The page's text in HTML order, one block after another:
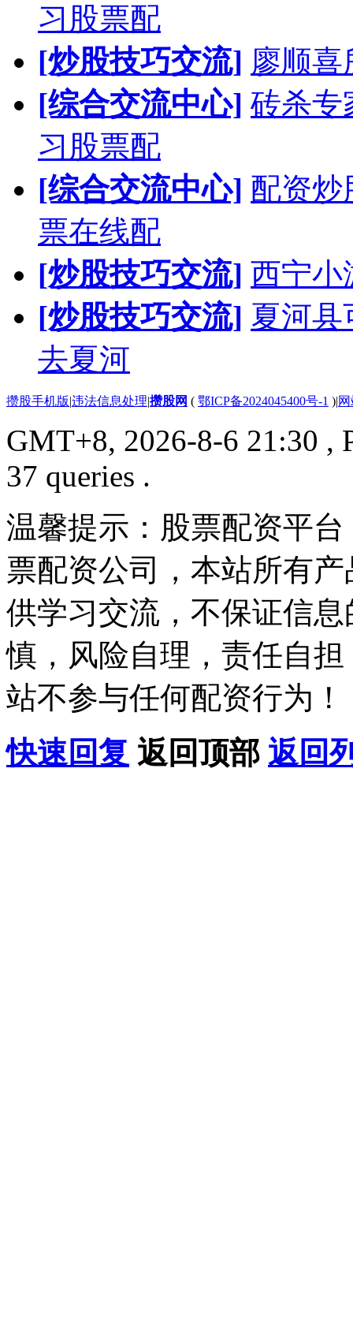
习股票配
[炒股技巧交流] 廖顺
[综合交流中心] 砖杀专
习股票配
[综合交流中心] 配资炒
票在线配
[炒股技巧交流] 西宁小
[炒股技巧交流] 夏河县
去夏河
攒股手机版|违法信息处理|攒股网 ( 鄂ICP备2024045400号-1 )|
GMT+8, 2026-8-6 21:30 ,
37 queries .
温馨提示：股票配资平
票配资公司，本站所有
供学习交流，不保证信
慎，风险自理，责任自
站不参与任何配资行为！
快速回复 返回顶部 返回